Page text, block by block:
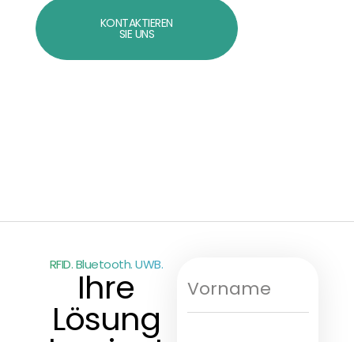
KONTAKTIEREN
SIE UNS
RFID. Bluetooth. UWB.
Ihre
Lösung